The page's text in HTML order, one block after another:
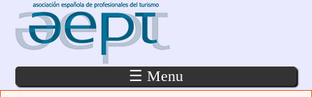
Pasar al contenido principal
☰ Menu